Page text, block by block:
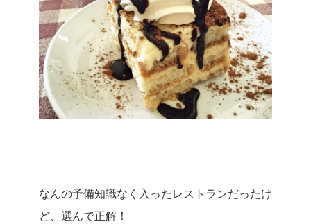
なんの予備知識なく入ったレストランだったけ
ど、選んで正解！